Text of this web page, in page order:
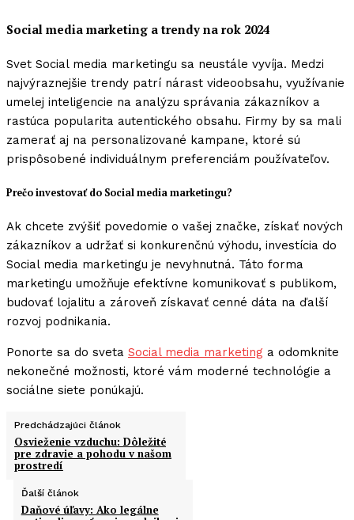
Social media marketing a trendy na rok 2024
Svet Social media marketingu sa neustále vyvíja. Medzi
najvýraznejšie trendy patrí nárast videoobsahu, využívanie
umelej inteligencie na analýzu správania zákazníkov a
rastúca popularita autentického obsahu. Firmy by sa mali
zamerať aj na personalizované kampane, ktoré sú
prispôsobené individuálnym preferenciám používateľov.
Prečo investovať do Social media marketingu?
Ak chcete zvýšiť povedomie o vašej značke, získať nových
zákazníkov a udržať si konkurenčnú výhodu, investícia do
Social media marketingu je nevyhnutná. Táto forma
marketingu umožňuje efektívne komunikovať s publikom,
budovať lojalitu a zároveň získavať cenné dáta na ďalší
rozvoj podnikania.
Ponorte sa do sveta Social media marketing a odomknite
nekonečné možnosti, ktoré vám moderné technológie a
sociálne siete ponúkajú.
Predchádzajúci článok
Osvieženie vzduchu: Dôležité
pre zdravie a pohodu v našom
prostredí
Ďalší článok
Daňové úľavy: Ako legálne